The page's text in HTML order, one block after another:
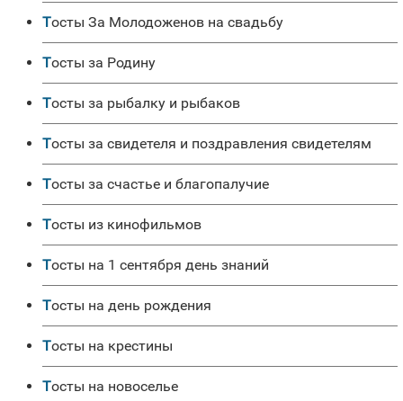
Тосты За Молодоженов на свадьбу
Тосты за Родину
Тосты за рыбалку и рыбаков
Тосты за свидетеля и поздравления свидетелям
Тосты за счастье и благопалучие
Тосты из кинофильмов
Тосты на 1 сентября день знаний
Тосты на день рождения
Тосты на крестины
Тосты на новоселье